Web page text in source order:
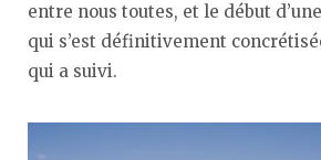
entre nous toutes, et le début
qui s’est définitivement
qui a suivi.